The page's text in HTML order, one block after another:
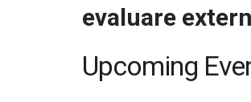
evaluare
Upcoming